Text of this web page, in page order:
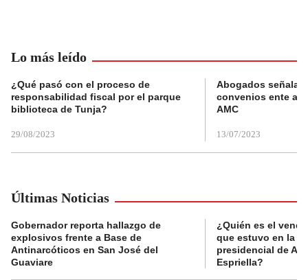
Lo más leído
¿Qué pasó con el proceso de
responsabilidad fiscal por el parque
biblioteca de Tunja?
29/08/2023
Abogados
convenios ente
AMC
13/07/2023
Últimas Noticias
Gobernador reporta hallazgo de
explosivos frente a Base de
Antinarcóticos en San José del
Guaviare
¿Quién es el
que estuvo en la
presidencial de
Espriella?